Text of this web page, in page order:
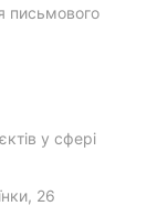
письмового
у сфері
26